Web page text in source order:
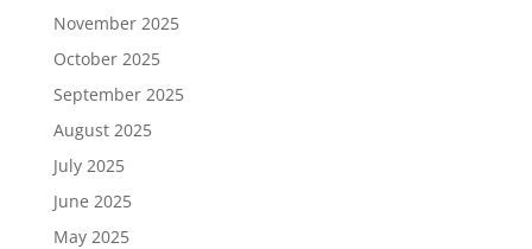
November 2025
October 2025
September 2025
August 2025
July 2025
June 2025
May 2025